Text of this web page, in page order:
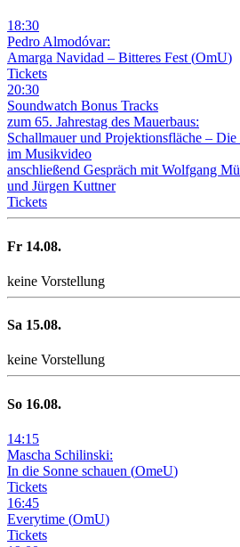
18:30
Pedro Almodóvar:
Amarga Navidad – Bitteres Fest (OmU)
Tickets
20:30
Soundwatch Bonus Tracks
zum 65. Jahrestag des Mauerbaus:
Schallmauer und Projektionsfläche – Die
im Musikvideo
anschließend Gespräch mit Wolfgang
und Jürgen Kuttner
Tickets
Fr 14.08.
keine Vorstellung
Sa 15.08.
keine Vorstellung
So 16.08.
14:15
Mascha Schilinski:
In die Sonne schauen (OmeU)
Tickets
16:45
Everytime (OmU)
Tickets